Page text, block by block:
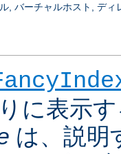
, バーチャルホスト, ディ
に表示
は、説明